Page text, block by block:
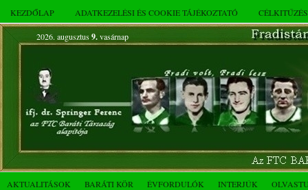
KEZDŐLAP ADATKEZELÉSI ÉS COOKIE TÁJÉKOZTATÓ
2026. augusztus 9.vasárnap
AKTUALITÁSOK BARÁTI KÖR ÉVFORDULÓK INTERJÚK